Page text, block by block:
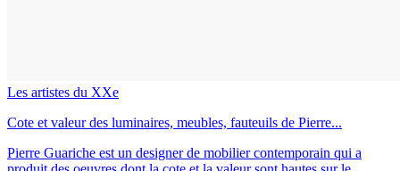
Les artistes du XXe
Cote et valeur des luminaires, meubles, fauteuils de Pierre...
Pierre Guariche est un designer de mobilier contemporain qui a